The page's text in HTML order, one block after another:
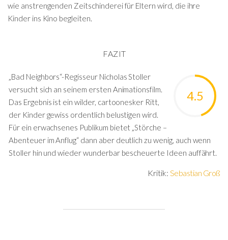
wie anstrengenden Zeitschinderei für Eltern wird, die ihre
Kinder ins Kino begleiten.
FAZIT
4.5
„Bad Neighbors“-Regisseur Nicholas Stoller
versucht sich an seinem ersten Animationsfilm.
Das Ergebnis ist ein wilder, cartoonesker Ritt,
der Kinder gewiss ordentlich belustigen wird.
Für ein erwachsenes Publikum bietet „Störche –
Abenteuer im Anflug“ dann aber deutlich zu wenig, auch wenn
Stoller hin und wieder wunderbar bescheuerte Ideen auffährt.
Kritik: Sebastian Groß